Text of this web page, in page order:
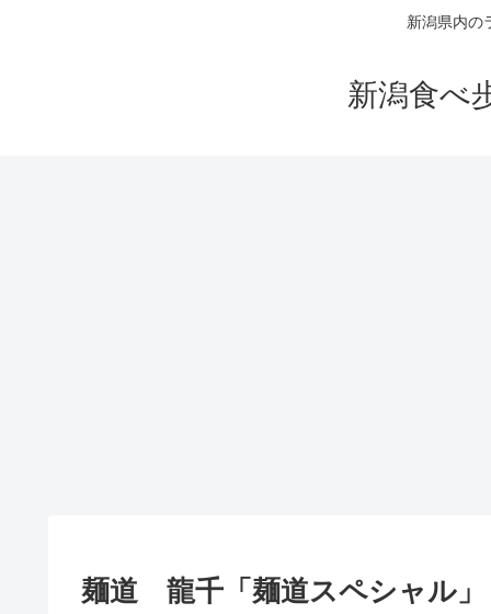
新潟県内の
新潟食べ
麺道 龍千「麺道スペシャル」